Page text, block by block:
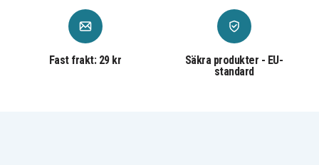
Fast frakt: 29 kr
Säkra produkter - EU-
standard